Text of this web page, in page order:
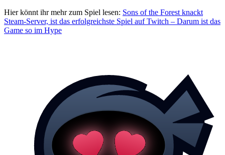
Hier könnt ihr mehr zum Spiel lesen: Sons of the Forest knackt
Steam-Server, ist das erfolgreichste Spiel auf Twitch – Darum ist das
Game so im Hype